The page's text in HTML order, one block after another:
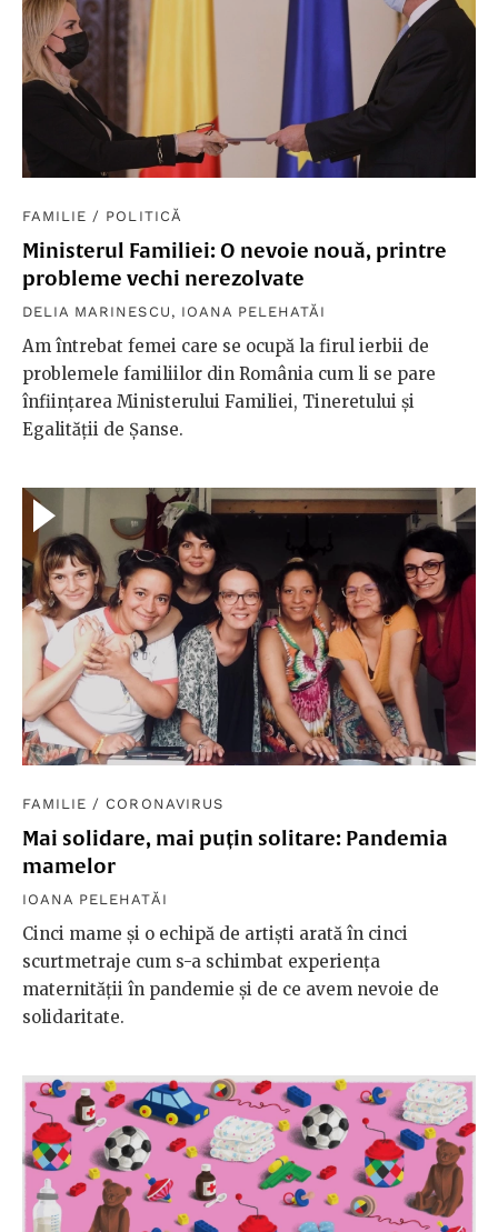
FAMILIE / POLITICĂ
Ministerul Familiei: O nevoie nouă, printre
probleme vechi nerezolvate
DELIA MARINESCU , IOANA PELEHATĂI
Am întrebat femei care se ocupă la firul ierbii de
problemele familiilor din România cum li se pare
înființarea Ministerului Familiei, Tineretului și
Egalității de Șanse.
FAMILIE / CORONAVIRUS
Mai solidare, mai puțin solitare: Pandemia
mamelor
IOANA PELEHATĂI
Cinci mame și o echipă de artiști arată în cinci
scurtmetraje cum s-a schimbat experiența
maternității în pandemie și de ce avem nevoie de
solidaritate.